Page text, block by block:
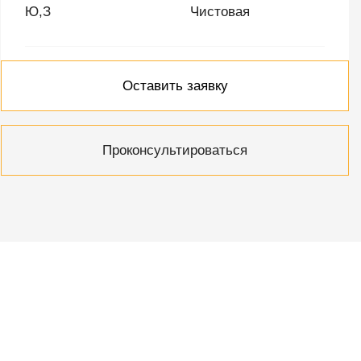
Ю,З Чистовая
Оставить заявку
Проконсультироваться